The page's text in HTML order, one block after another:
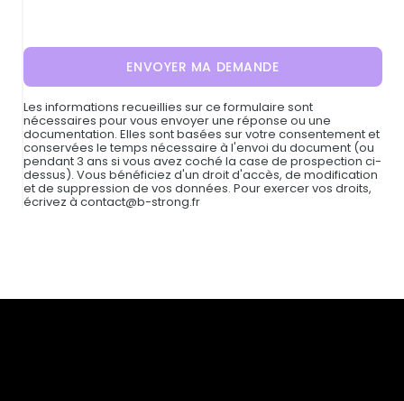
Les informations recueillies sur ce formulaire sont
nécessaires pour vous envoyer une réponse ou une
documentation. Elles sont basées sur votre consentement et
conservées le temps nécessaire à l'envoi du document (ou
pendant 3 ans si vous avez coché la case de prospection ci-
dessus). Vous bénéficiez d'un droit d'accès, de modification
et de suppression de vos données. Pour exercer vos droits,
écrivez à contact@b-strong.fr